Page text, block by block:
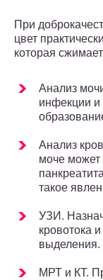
При
цвет
которая
Анализ
инфекции и
Анализ
моче может
такое
УЗИ.
кровотока
выделения.
МРТ и КТ.